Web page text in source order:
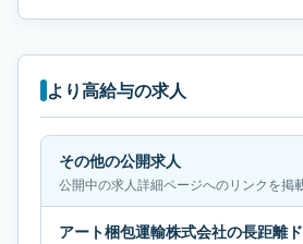
より高給与の求人
その他の公開求人
公開中の求人詳細ページへのリンクを掲